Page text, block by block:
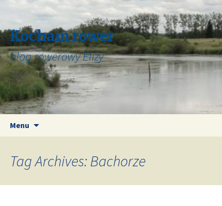
Kocham rower
blog rowerowy Elizy
Menu
Tag Archives: Bachorze